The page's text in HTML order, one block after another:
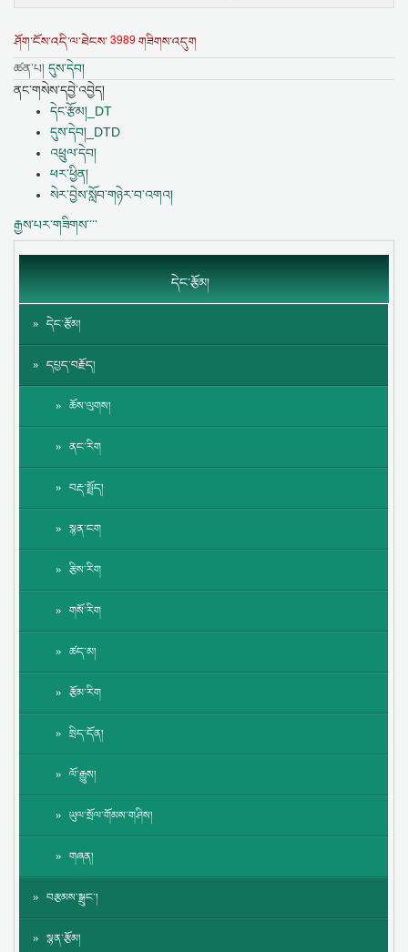
ཤོག་ངོས་འདི་ལ་ཐེངས་3989 གཟིགས་འདུག
ཚན་པ། དུས་དེབ།
ནང་གསེས་དབྱེ་འབྱེད།
དེང་རྩོམ།_DT
དུས་དེབ།_DTD
འཕྲུལ་དེབ།
ཕར་ཕྱིན།
སེར་བྱེས་སློབ་གཉེར་བ་འགའ།
རྒྱས་པར་གཟིགས་་་་
དེང་རྩོམ།
དེང་རྩོམ།
དཔྱད་བརྗོད།
ཆོས་ལུགས།
ནང་རིག
བརྡ་སྤྲོད།
སྙན་ངག
རྩིས་རིག
གསོ་རིག
ཚད་མ།
རྩོམ་རིག
སྲིད་དོན།
ལོ་རྒྱུས།
ཡུལ་སྲོལ་གོམས་གཤིས།
གཞན།
བརྩམས་སྒྲུང་།
སྙན་རྩོམ།